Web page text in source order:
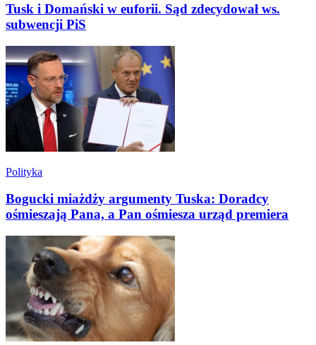
Tusk i Domański w euforii. Sąd zdecydował ws.
subwencji PiS
Polityka
Bogucki miażdży argumenty Tuska: Doradcy
ośmieszają Pana, a Pan ośmiesza urząd premiera